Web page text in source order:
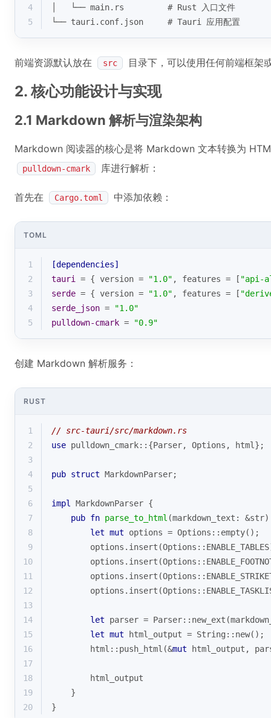
4
│   └── main.rs         # Rust 入口文件
5
└── tauri.conf.json     # Tauri 应用配置
前端资源默认放在 src 目录下，可以使用任何前端框
2. 核心功能设计与实现
2.1 Markdown 解析与渲染架构
Markdown 阅读器的核心是将 Markdown 文本转换为
pulldown-cmark 库进行解析：
首先在 Cargo.toml 中添加依赖：
TOML
1
[dependencies]
2
tauri = { version = "1.0" , features = [ "api-
3
serde = { version = "1.0" , features = [
4
serde_json =
"1.0"
5
pulldown-cmark = "0.9"
创建 Markdown 解析服务：
RUST
1
// src-tauri/src/markdown.rs
2
use pulldown_cmark::{Parser, Options, html};
3
4
pub struct MarkdownParser;
5
6
impl
MarkdownParser {
7
pub fn parse_to_html (markdown_text: &str
8
let mut options = Options::empty();
9
10
11
12
13
14
let parser =
15
let mut html_output = String ::new();
16
        html::push_html(&
mut html_output,
17
18
        html_output
19
    }
20
}